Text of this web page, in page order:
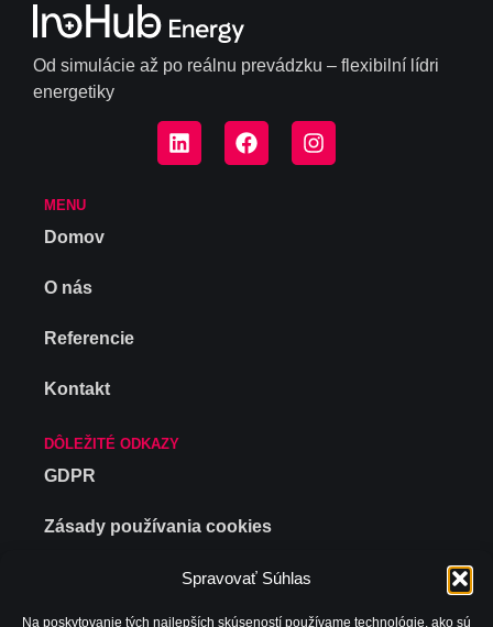
Spravovať Súhlas
Na poskytovanie tých najlepších skúseností používame technológie, ako sú
Od simulácie až po reálnu prevádzku – flexibilní lídri
energetiky
MENU
Domov
O nás
Referencie
Kontakt
DÔLEŽITÉ ODKAZY
GDPR
Zásady používania cookies
Politika spoločnosti